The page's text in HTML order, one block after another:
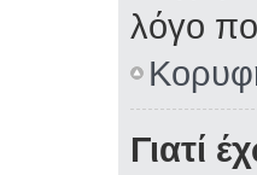
λόγο
Γιατί